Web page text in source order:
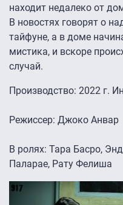
находит недалеко от
В новостях говорят о
тайфуне, а в доме
мистика, и вскоре
случай.
Производство: 2022 г.
Режиссер: Джоко Анвар
В ролях: Тара Басро,
Паларае, Рату Фелиша